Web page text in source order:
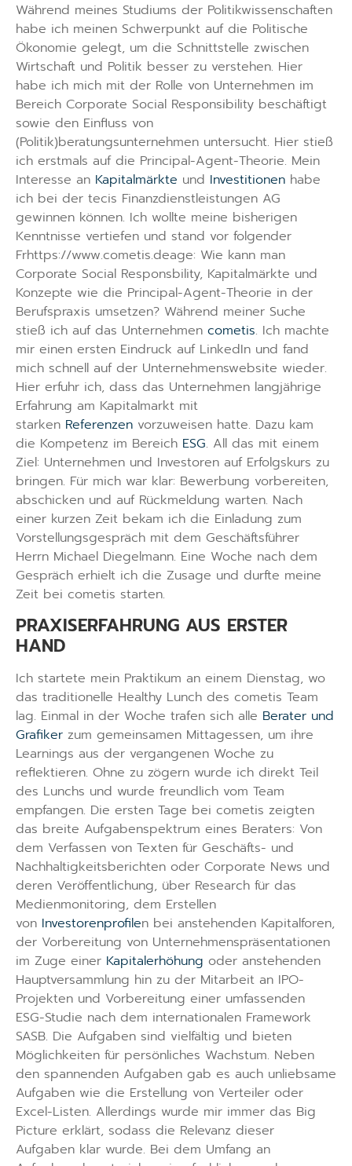
Während meines Studiums der Politikwissenschaften
habe ich meinen Schwerpunkt auf die Politische
Ökonomie gelegt, um die Schnittstelle zwischen
Wirtschaft und Politik besser zu verstehen. Hier
habe ich mich mit der Rolle von Unternehmen im
Bereich Corporate Social Responsibility beschäftigt
sowie den Einfluss von
(Politik)beratungsunternehmen untersucht. Hier stieß
ich erstmals auf die Principal-Agent-Theorie. Mein
Interesse an Kapitalmärkte und Investitionen habe
ich bei der tecis Finanzdienstleistungen AG
gewinnen können. Ich wollte meine bisherigen
Kenntnisse vertiefen und stand vor folgender
Frhttps://www.cometis.deage: Wie kann man
Corporate Social Responsbility, Kapitalmärkte und
Konzepte wie die Principal-Agent-Theorie in der
Berufspraxis umsetzen? Während meiner Suche
stieß ich auf das Unternehmen cometis. Ich machte
mir einen ersten Eindruck auf LinkedIn und fand
mich schnell auf der Unternehmenswebsite wieder.
Hier erfuhr ich, dass das Unternehmen langjährige
Erfahrung am Kapitalmarkt mit
starken Referenzen vorzuweisen hatte. Dazu kam
die Kompetenz im Bereich ESG. All das mit einem
Ziel: Unternehmen und Investoren auf Erfolgskurs zu
bringen. Für mich war klar: Bewerbung vorbereiten,
abschicken und auf Rückmeldung warten. Nach
einer kurzen Zeit bekam ich die Einladung zum
Vorstellungsgespräch mit dem Geschäftsführer
Herrn Michael Diegelmann. Eine Woche nach dem
Gespräch erhielt ich die Zusage und durfte meine
Zeit bei cometis starten.
PRAXISERFAHRUNG AUS ERSTER
HAND
Ich startete mein Praktikum an einem Dienstag, wo
das traditionelle Healthy Lunch des cometis Team
lag. Einmal in der Woche trafen sich alle Berater und
Grafiker zum gemeinsamen Mittagessen, um ihre
Learnings aus der vergangenen Woche zu
reflektieren. Ohne zu zögern wurde ich direkt Teil
des Lunchs und wurde freundlich vom Team
empfangen. Die ersten Tage bei cometis zeigten
das breite Aufgabenspektrum eines Beraters: Von
dem Verfassen von Texten für Geschäfts- und
Nachhaltigkeitsberichten oder Corporate News und
deren Veröffentlichung, über Research für das
Medienmonitoring, dem Erstellen
von Investorenprofilen bei anstehenden Kapitalforen,
der Vorbereitung von Unternehmenspräsentationen
im Zuge einer Kapitalerhöhung oder anstehenden
Hauptversammlung hin zu der Mitarbeit an IPO-
Projekten und Vorbereitung einer umfassenden
ESG-Studie nach dem internationalen Framework
SASB. Die Aufgaben sind vielfältig und bieten
Möglichkeiten für persönliches Wachstum. Neben
den spannenden Aufgaben gab es auch unliebsame
Aufgaben wie die Erstellung von Verteiler oder
Excel-Listen. Allerdings wurde mir immer das Big
Picture erklärt, sodass die Relevanz dieser
Aufgaben klar wurde. Bei dem Umfang an